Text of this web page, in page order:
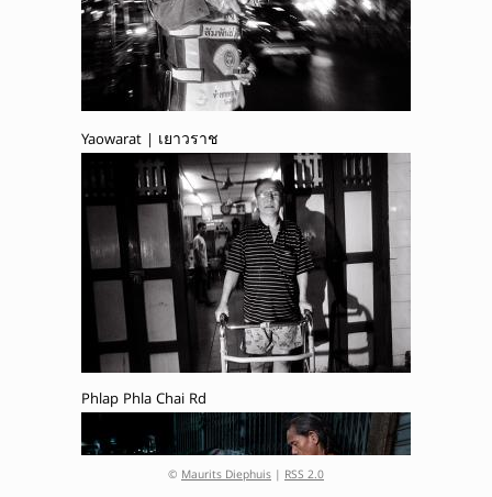
Yaowarat | เยาวราช
Phlap Phla Chai Rd
© Maurits Diephuis | RSS 2.0